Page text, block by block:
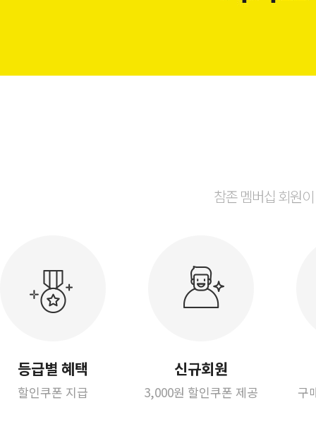
참존 멤버십 회원
등급별 혜택
할인쿠폰 지급
신규회원
3,000원 할인쿠폰 제공 구